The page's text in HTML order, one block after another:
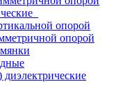
опорой
опорой